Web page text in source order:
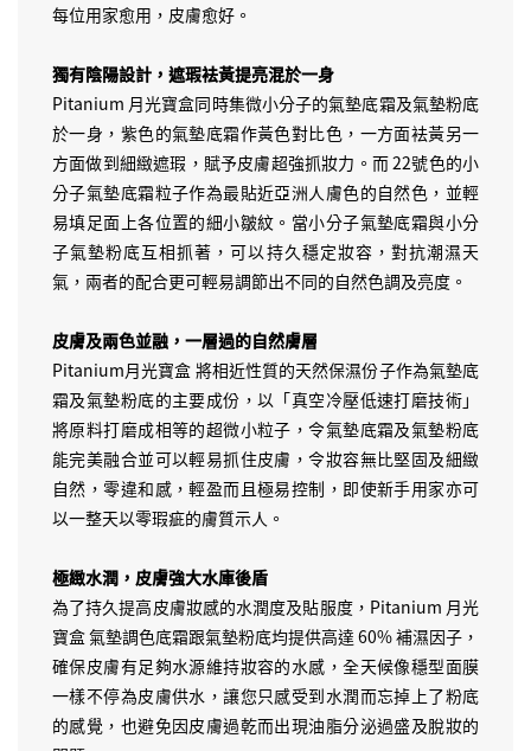
每位用家愈用，皮膚愈好。
獨有陰陽設計，遮瑕袪黃提亮混於一身
Pitanium 月光寶盒同時集微小分子的氣墊底霜及氣墊粉底
於一身，紫色的氣墊底霜作黃色對比色，一方面袪黃另一
方面做到細緻遮瑕，賦予皮膚超強抓妝力。而 22號色的小
分子氣墊底霜粒子作為最貼近亞洲人膚色的自然色，並輕
易填足面上各位置的細小皺紋。當小分子氣墊底霜與小分
子氣墊粉底互相抓著，可以持久穩定妝容，對抗潮濕天
氣，兩者的配合更可輕易調節出不同的自然色調及亮度。
皮膚及兩色並融，一層過的自然膚層
Pitanium月光寶盒 將相近性質的天然保濕份子作為氣墊底
霜及氣墊粉底的主要成份，以「真空冷壓低速打磨技術」
將原料打磨成相等的超微小粒子，令氣墊底霜及氣墊粉底
能完美融合並可以輕易抓住皮膚，令妝容無比堅固及細緻
自然，零違和感，輕盈而且極易控制，即使新手用家亦可
以一整天以零瑕疵的膚質示人。
極緻水潤，皮膚強大水庫後盾
為了持久提高皮膚妝感的水潤度及貼服度，Pitanium 月光
寶盒 氣墊調色底霜跟氣墊粉底均提供高達 60% 補濕因子，
確保皮膚有足夠水源維持妝容的水感，全天候像穩型面膜
一樣不停為皮膚供水，讓您只感受到水潤而忘掉上了粉底
的感覺，也避免因皮膚過乾而出現油脂分泌過盛及脫妝的